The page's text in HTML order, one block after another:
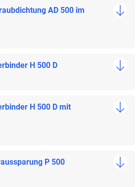
AD 500 im
H 500 D
H 500 D mit
P 500